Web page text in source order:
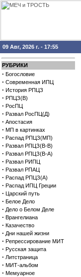
09 Авг, 2026 г. - 17:55
РУБРИКИ
· Богословие
· Современная ИПЦ
· История РПЦЗ
· РПЦЗ(В)
· РосПЦ
· Развал РосПЦ(Д)
· Апостасия
· МП в картинках
· Распад РПЦЗ(МП)
· Развал РПЦЗ(В-В)
· Развал РПЦЗ(В-А)
· Развал РИПЦ
· Развал РПАЦ
· Распад РПЦЗ(А)
· Распад ИПЦ Греции
· Царский путь
· Белое Дело
· Дело о Белом Деле
· Врангелиана
· Казачество
· Дни нашей жизни
· Репрессирование МИТ
· Русская защита
· Литстраница
· МИТ-альбом
· Мемуарное